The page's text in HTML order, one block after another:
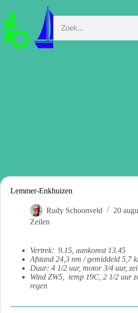
Lemmer-Enkhuizen
Rudy Schoonveld
20
Zeilen
Vertrek: 9.15, aankomst 13.45
Afstand 24,3 nm / gemiddeld 5,7
Duur: 4 1/2 uur, motor 3/4 uur,
Wind ZW5, temp 19C, 2 1/2 uur
regen